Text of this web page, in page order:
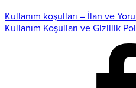
Kullanım koşulları – İlan ve
Kullanım Koşulları ve Gizlilik